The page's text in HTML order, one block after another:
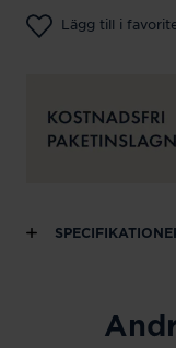
Lägg till i